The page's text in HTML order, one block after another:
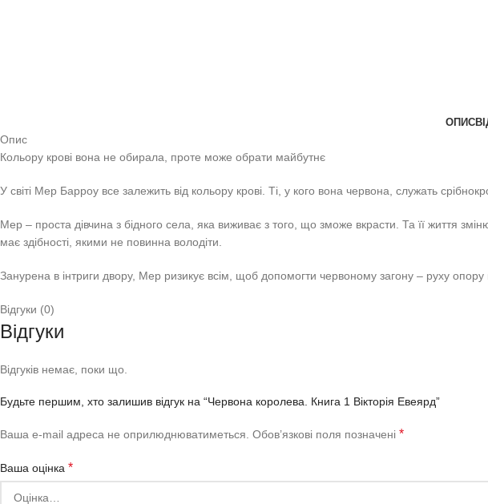
ОПИС
Опис
Кольору крові вона не обирала, проте може обрати майбутнє
У світі Мер Барроу все залежить від кольору крові. Ті, у кого вона червона, служать
Мер – проста дівчина з бідного села, яка виживає з того, що зможе вкрасти. Та її життя
має здібності, якими не повинна володіти.
Занурена в інтриги двору, Мер ризикує всім, щоб допомогти червоному загону – руху
Відгуки (0)
Відгуки
Відгуків немає, поки що.
Будьте першим, хто залишив відгук на “Червона королева. Книга 1 Вікторія Евеярд”
Ваша e-mail адреса не оприлюднюватиметься. Обов’язкові поля позначені *
Ваша оцінка *